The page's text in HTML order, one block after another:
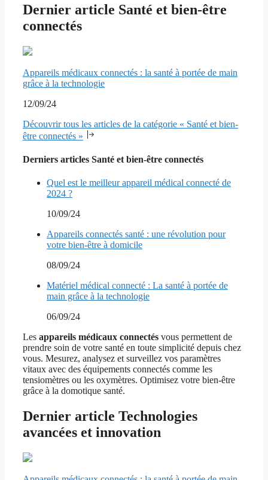
Dernier article Santé et bien-être
connectés
Appareils médicaux connectés : la santé à portée de main
grâce à la technologie
12/09/24
Découvrir tous les articles de la catégorie « Santé et bien-
être connectés »
Derniers articles Santé et bien-être connectés
Quel est le meilleur appareil médical connecté de
2024 ?
10/09/24
Appareils connectés santé : une révolution pour
votre bien-être à domicile
08/09/24
Matériel médical connecté : La santé à portée de
main grâce à la technologie
06/09/24
Les appareils médicaux connectés vous permettent de
prendre soin de votre santé en toute simplicité depuis chez
vous. Mesurez, analysez et surveillez vos paramètres
vitaux avec des équipements connectés comme les
tensiomètres ou les oxymètres. Optimisez votre bien-être
grâce à la domotique santé.
Dernier article Technologies
avancées et innovation